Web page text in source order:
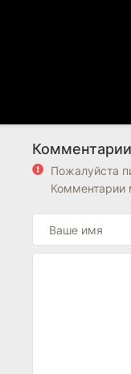
Пожалуйста
Комментарии